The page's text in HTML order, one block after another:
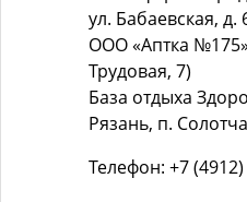
ул. Бабаевская, д.
ООО «Аптка №175»
Трудовая, 7)
База отдыха
Рязань, п.
Телефон: +7